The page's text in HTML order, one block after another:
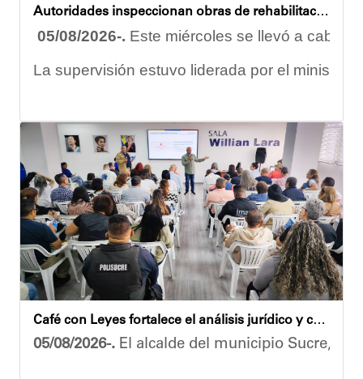
Autoridades inspeccionan obras de rehabilitación en la U.E.N. José Antonio Calcaño en Caucagüita
05/08/2026-. Este miércoles se llevó a cabo
La supervisión estuvo liderada por el ministro
Las obras en ejecución contemplan la pintura
El alcalde Diógenes Lara expresó sus
"Damos las gracias por esta recuperación en
​Por su parte, el gobernador del estado
​"Tenemos un desafío en todo el estado
Finalmente, el ministro de Educación, Héctor
Esta jornada ratifica el esfuerzo articulado
Café con Leyes fortalece el análisis jurídico y constitucional en el municipio Sucre
05/08/2026-. El alcalde del municipio Sucre,